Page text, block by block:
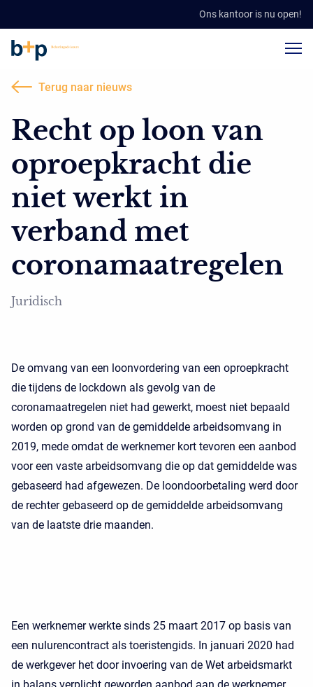
Ons kantoor is nu open!
Terug naar nieuws
Recht op loon van
oproepkracht die
niet werkt in
verband met
coronamaatregelen
Juridisch
De omvang van een loonvordering van een oproepkracht
die tijdens de lockdown als gevolg van de
coronamaatregelen niet had gewerkt, moest niet bepaald
worden op grond van de gemiddelde arbeidsomvang in
2019, mede omdat de werknemer kort tevoren een aanbod
voor een vaste arbeidsomvang die op dat gemiddelde was
gebaseerd had afgewezen. De loondoorbetaling werd door
de rechter gebaseerd op de gemiddelde arbeidsomvang
van de laatste drie maanden.
Een werknemer werkte sinds 25 maart 2017 op basis van
een nulurencontract als toeristengids. In januari 2020 had
de werkgever het door invoering van de Wet arbeidsmarkt